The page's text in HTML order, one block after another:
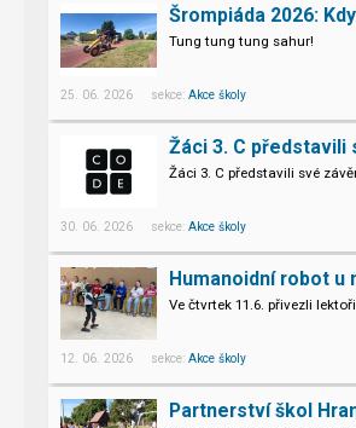
Tung tung tung sahur!
25. 06. 2026 sekce: Akce školy
Žáci 3. C představili své
30. 06. 2026 sekce: Akce školy
Humanoidní robot u
Ve čtvrtek 11.6. přivezli
Pro naše třeťáky a páťáky to
12. 06. 2026 sekce: Akce školy
Partnerství škol